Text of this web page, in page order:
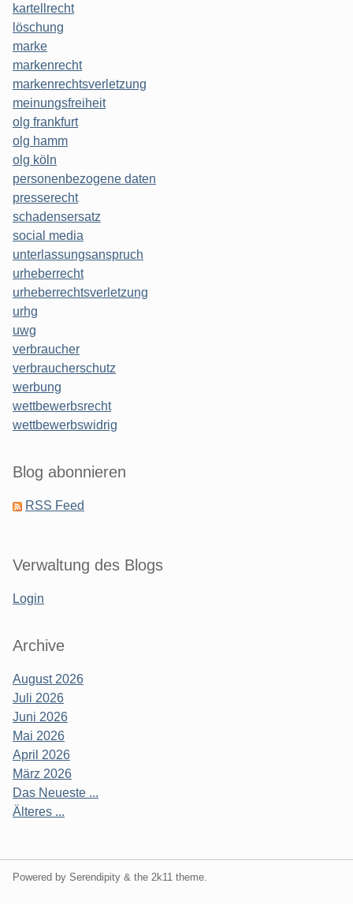
kartellrecht
löschung
marke
markenrecht
markenrechtsverletzung
meinungsfreiheit
olg frankfurt
olg hamm
olg köln
personenbezogene daten
presserecht
schadensersatz
social media
unterlassungsanspruch
urheberrecht
urheberrechtsverletzung
urhg
uwg
verbraucher
verbraucherschutz
werbung
wettbewerbsrecht
wettbewerbswidrig
Blog abonnieren
RSS Feed
Verwaltung des Blogs
Login
Archive
August 2026
Juli 2026
Juni 2026
Mai 2026
April 2026
März 2026
Das Neueste ...
Älteres ...
Powered by Serendipity & the 2k11 theme.